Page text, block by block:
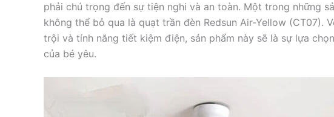
phải chú trọng đến sự tiện nghi và an toàn. Một trong những
không thể bỏ qua là quạt trần đèn Redsun Air-Yellow (CT07).
trội và tính năng tiết kiệm điện, sản phẩm này sẽ là sự lựa
của bé yêu.